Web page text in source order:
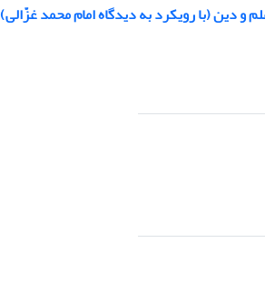
دین (با رویکرد به دیدگاه امام محمد غزّالی)